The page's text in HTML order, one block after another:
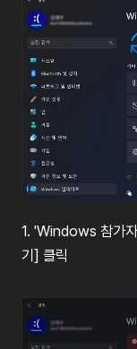
1. 'Windows 참가자
기 ] 클릭